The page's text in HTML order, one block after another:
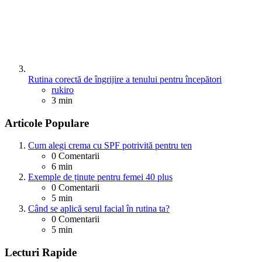
Rutina corectă de îngrijire a tenului pentru începători
Posted
rukiro
3 min
Articole Populare
Cum alegi crema cu SPF potrivită pentru ten
0 Comentarii
6 min
Exemple de ținute pentru femei 40 plus
0 Comentarii
5 min
Când se aplică serul facial în rutina ta?
0 Comentarii
5 min
Lecturi Rapide